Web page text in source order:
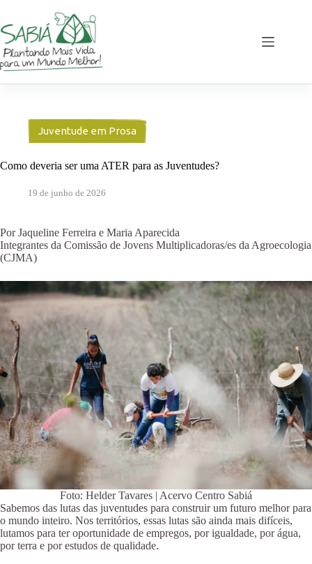
o
conteúdo
Juventude em Prosa
Como deveria ser uma ATER para as Juventudes?
19 de junho de 2026
Por Jaqueline Ferreira e Maria Aparecida
Integrantes da Comissão de Jovens Multiplicadoras/es da Agroecologia
(CJMA)
Foto: Helder Tavares | Acervo Centro Sabiá
Sabemos das lutas das juventudes para construir um futuro melhor para
o mundo inteiro. Nos territórios, essas lutas são ainda mais difíceis,
lutamos para ter oportunidade de empregos, por igualdade, por água,
por terra e por estudos de qualidade.